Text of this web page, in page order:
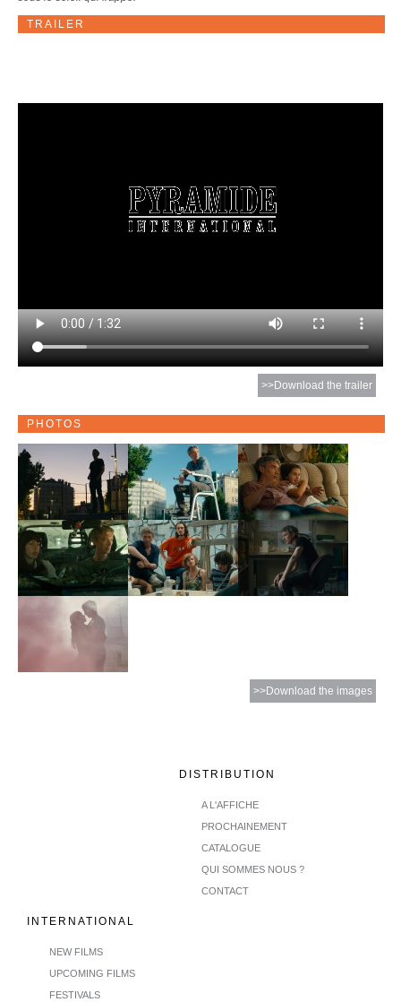
TRAILER
>>Download the trailer
PHOTOS
>>Download the images
DISTRIBUTION
A L'AFFICHE
PROCHAINEMENT
CATALOGUE
QUI SOMMES NOUS ?
CONTACT
INTERNATIONAL
NEW FILMS
UPCOMING FILMS
FESTIVALS